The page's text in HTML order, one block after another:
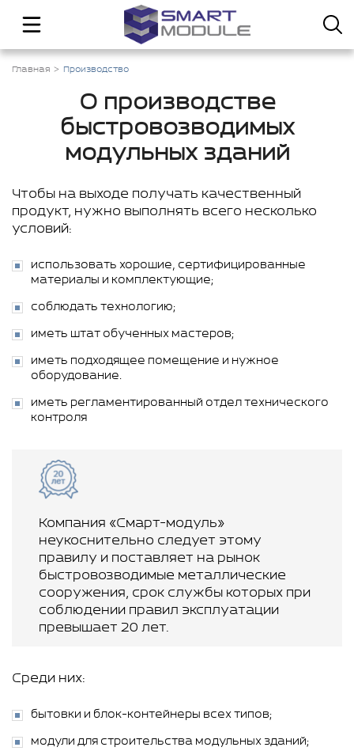
Главная Производство
О производстве
быстровозводимых
модульных зданий
Чтобы на выходе получать качественный
продукт, нужно выполнять всего несколько
условий:
использовать хорошие, сертифицированные
материалы и комплектующие;
соблюдать технологию;
иметь штат обученных мастеров;
иметь подходящее помещение и нужное
оборудование.
иметь регламентированный отдел технического
контроля
Компания «Смарт-модуль»
неукоснительно следует этому
правилу и поставляет на рынок
быстровозводимые металлические
сооружения, срок службы которых при
соблюдении правил эксплуатации
превышает 20 лет.
Среди них:
бытовки и блок-контейнеры всех типов;
модули для строительства модульных зданий;